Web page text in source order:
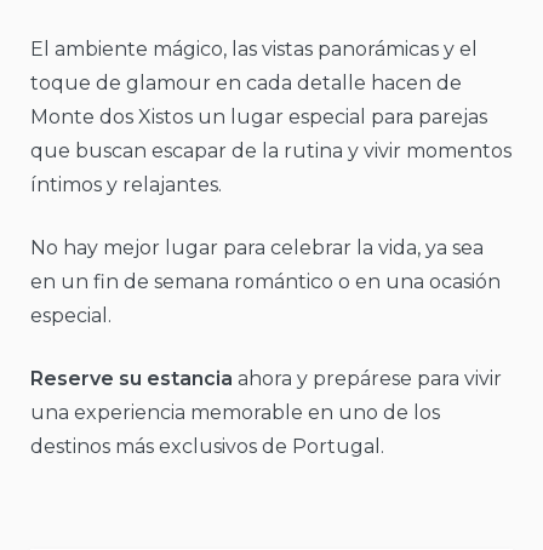
El ambiente mágico, las vistas panorámicas y el
toque de glamour en cada detalle hacen de
Monte dos Xistos un lugar especial para parejas
que buscan escapar de la rutina y vivir momentos
íntimos y relajantes.
No hay mejor lugar para celebrar la vida, ya sea
en un fin de semana romántico o en una ocasión
especial.
Reserve su estancia ahora y prepárese para vivir
una experiencia memorable en uno de los
destinos más exclusivos de Portugal.